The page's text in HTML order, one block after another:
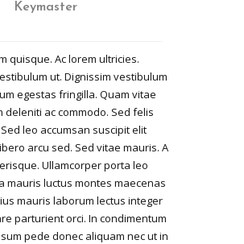
Keymaster
quisque. Ac lorem ultricies.
ut. Dignissim vestibulum
egestas fringilla. Quam vitae
deleniti ac commodo. Sed felis
leo accumsan suscipit elit
arcu sed. Sed vitae mauris. A
Ullamcorper porta leo
mauris luctus montes maecenas
mauris laborum lectus integer
parturient orci. In condimentum
pede donec aliquam nec ut in